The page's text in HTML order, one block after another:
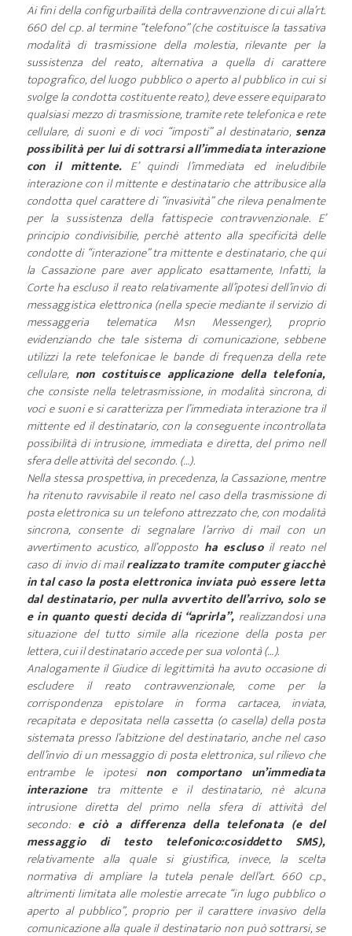
Ai fini della configurbailità della contravvenzione di cui alla’rt.
660 del c.p. al termine “telefono” (che costituisce la tassativa
modalità di trasmissione della molestia, rilevante per la
sussistenza del reato, alternativa a quella di carattere
topografico, del luogo pubblico o aperto al pubblico in cui si
svolge la condotta costituente reato), deve essere equiparato
qualsiasi mezzo di trasmissione, tramite rete telefonica e rete
cellulare, di suoni e di voci “imposti” al destinatario, senza
possibilità per lui di sottrarsi all’immediata interazione
con il mittente.E’ quindi l’immediata ed ineludibile
interazione con il mittente e destinatario che attribusice alla
condotta quel carattere di “invasività” che rileva penalmente
per la sussistenza della fattispecie contravvenzionale. E’
principio condivisibilie, perchè attento alla specificità delle
condotte di “interazione” tra mittente e destinatario, che qui
la Cassazione pare aver applicato esattamente, Infatti, la
Corte ha escluso il reato relativamente all’ipotesi dell’invio di
messaggistica elettronica (nella specie mediante il servizio di
messaggeria telematica Msn Messenger), proprio
evidenziando che tale sistema di comunicazione, sebbene
utilizzi la rete telefonicae le bande di frequenza della rete
cellulare, non costituisce applicazione della telefonia,
che consiste nella teletrasmissione, in modalità sincrona, di
voci e suoni e si caratterizza per l’immediata interazione tra il
mittente ed il destinatario, con la conseguente incontrollata
possibilità di intrusione, immediata e diretta, del primo nell
sfera delle attività del secondo. (…).
Nella stessa prospettiva, in precedenza, la Cassazione, mentre
ha ritenuto ravvisabile il reato nel caso della trasmissione di
posta elettronica su un telefono attrezzato che, con modalità
sincrona, consente di segnalare l’arrivo di mail con un
avvertimento acustico, all’opposto ha esclusoil reato nel
caso di invio di mailrealizzato tramite computer giacchè
in tal caso la posta elettronica inviata può essere letta
dal destinatario, per nulla avvertito dell’arrivo, solo se
e in quanto questi decida di “aprirla”, realizzandosi una
situazione del tutto simile alla ricezione della posta per
lettera, cui il destinatario accede per sua volontà (…).
Analogamente il Giudice di legittimità ha avuto occasione di
escludere il reato contravvenzionale, come per la
corrispondenza epistolare in forma cartacea, inviata,
recapitata e depositata nella cassetta (o casella) della posta
sistemata presso l’abitzione del destinatario, anche nel caso
dell’invio di un messaggio di posta elettronica, sul rilievo che
entrambe le ipotesi non comportano un’immediata
interazionetra mittente e il destinatario, nè alcuna
intrusione diretta del primo nella sfera di attività del
secondo: e ciò a differenza della telefonata (e del
messaggio di testo telefonico:cosiddetto SMS),
relativamente alla quale si giustifica, invece, la scelta
normativa di ampliare la tutela penale dell’art. 660 c.p.,
altrimenti limitata alle molestie arrecate “in lugo pubblico o
aperto al pubblico”, proprio per il carattere invasivo della
comunicazione alla quale il destinatario non può sottrarsi, se